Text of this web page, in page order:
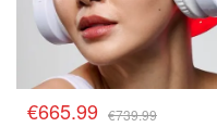
€665.99 €739.99